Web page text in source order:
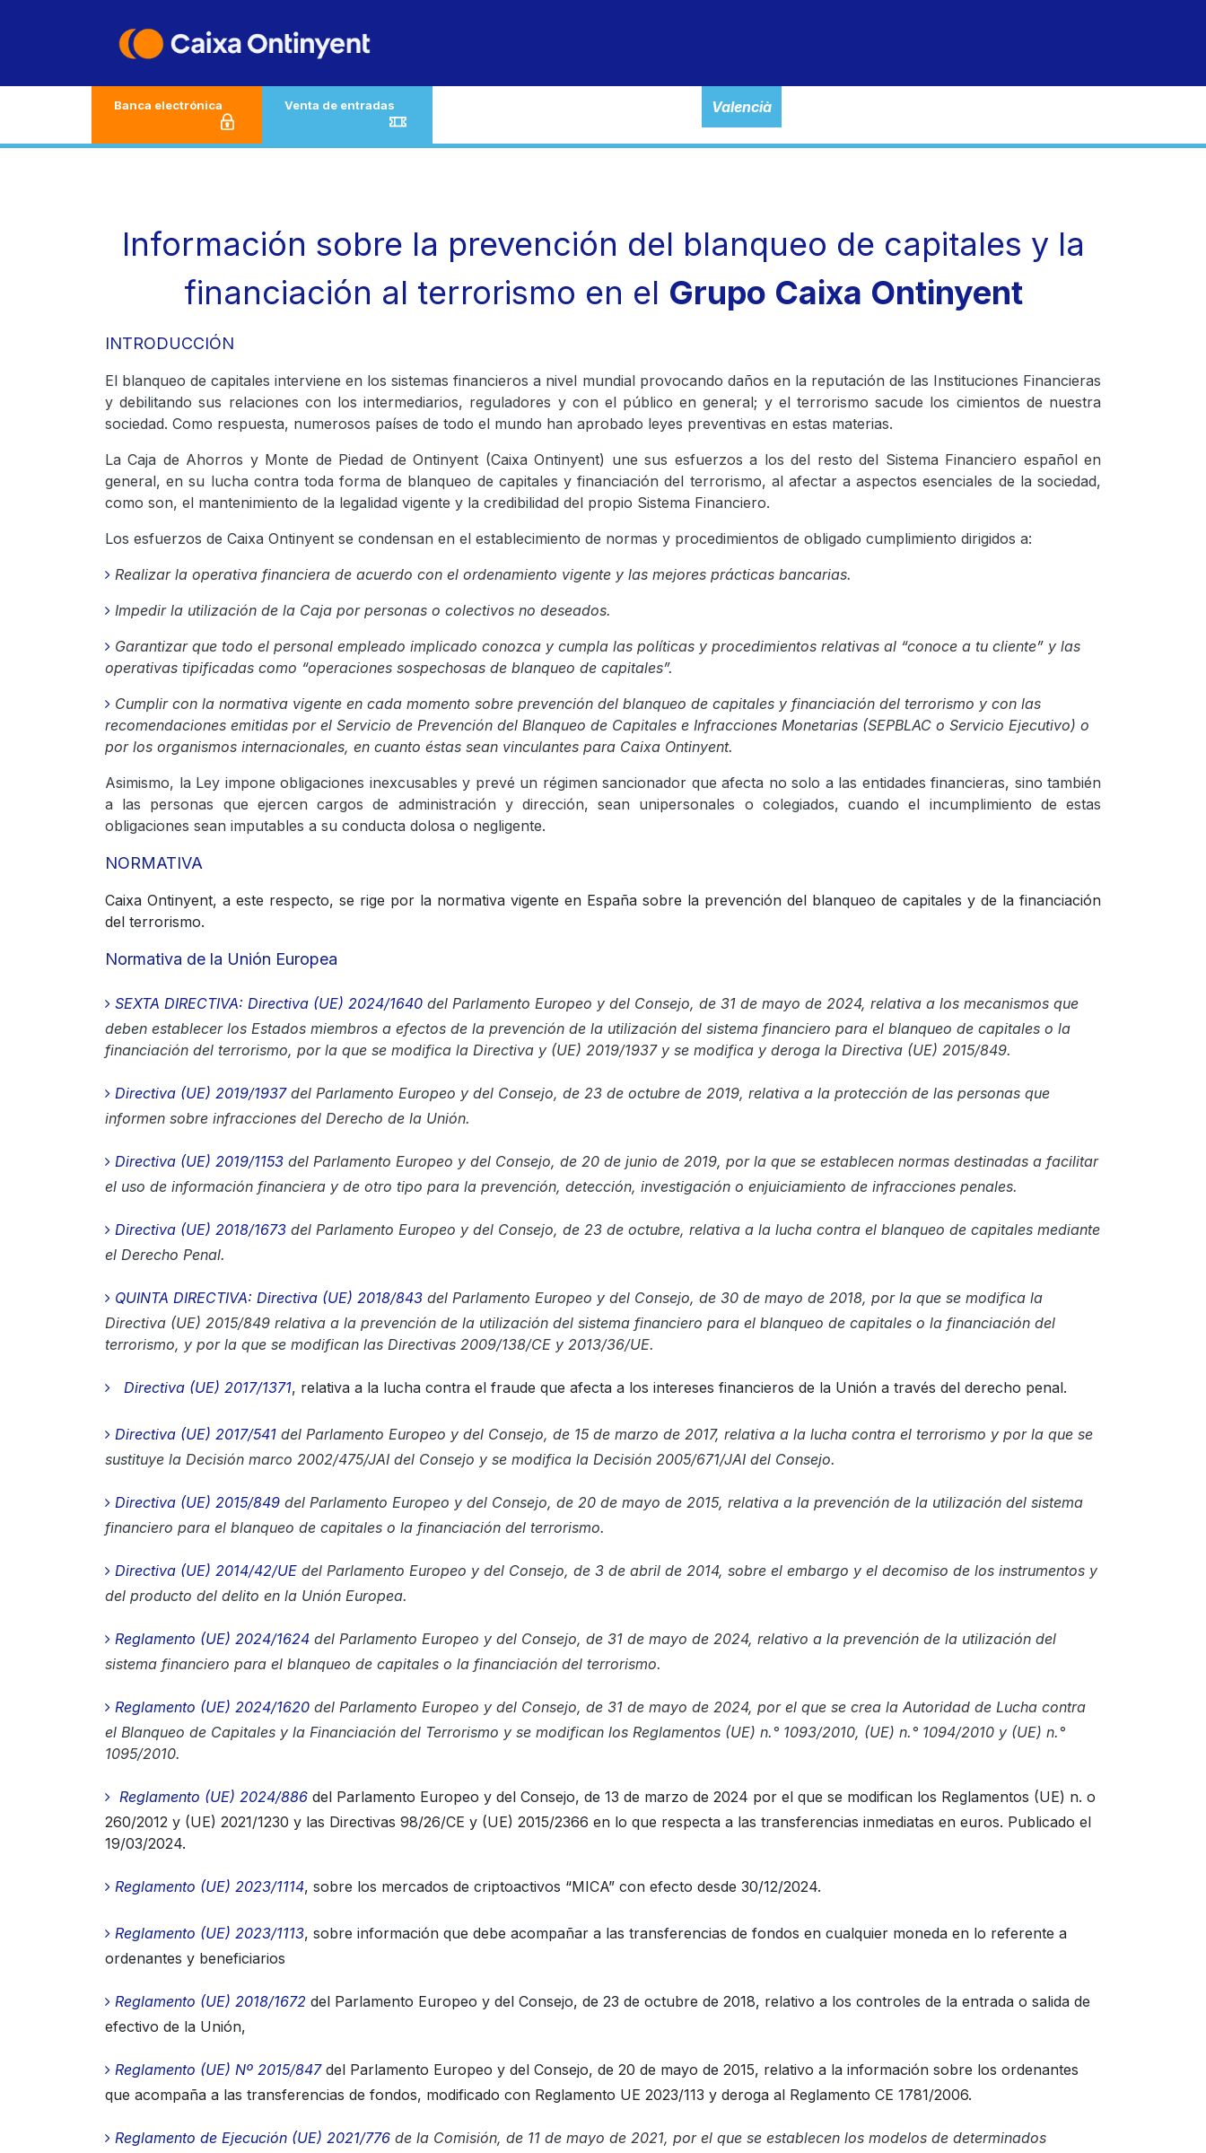
Banca electrónica Venta de entradas Valencià
Información sobre la prevención del blanqueo de capitales y la
financiación al terrorismo en el Grupo Caixa Ontinyent
INTRODUCCIÓN
El blanqueo de capitales interviene en los sistemas financieros a nivel mundial provocando daños en la reputación de las Instituciones Financieras
y debilitando sus relaciones con los intermediarios, reguladores y con el público en general; y el terrorismo sacude los cimientos de nuestra
sociedad. Como respuesta, numerosos países de todo el mundo han aprobado leyes preventivas en estas materias.
La Caja de Ahorros y Monte de Piedad de Ontinyent (Caixa Ontinyent) une sus esfuerzos a los del resto del Sistema Financiero español en
general, en su lucha contra toda forma de blanqueo de capitales y financiación del terrorismo, al afectar a aspectos esenciales de la sociedad,
como son, el mantenimiento de la legalidad vigente y la credibilidad del propio Sistema Financiero.
Los esfuerzos de Caixa Ontinyent se condensan en el establecimiento de normas y procedimientos de obligado cumplimiento dirigidos a:
Realizar la operativa financiera de acuerdo con el ordenamiento vigente y las mejores prácticas bancarias.
Impedir la utilización de la Caja por personas o colectivos no deseados.
Garantizar que todo el personal empleado implicado conozca y cumpla las políticas y procedimientos relativas al “conoce a tu cliente” y las
operativas tipificadas como “operaciones sospechosas de blanqueo de capitales”.
Cumplir con la normativa vigente en cada momento sobre prevención del blanqueo de capitales y financiación del terrorismo y con las
recomendaciones emitidas por el Servicio de ​Prevención del Blanqueo de Capitales e Infracciones Monetarias (SEPBLAC o Servicio Ejecutivo) o
por los organismos internacionales, en cuanto éstas sean vinculantes para Caixa Ontinyent.
Asimismo, la Ley impone obligaciones inexcusables y prevé un régimen sancionador que afecta no solo a las entidades financieras, sino también
a las personas que ejercen cargos de administración y dirección, sean unipersonales o colegiados, cuando el incumplimiento de estas
obligaciones sean imputables a su conducta dolosa o negligente.
NORMATIVA
Caixa Ontinyent, a este respecto, se rige por la normativa vigente en España sobre la prevención del blanqueo de capitales y de la financiación
del terrorismo.
Normativa de la Unión Europea
SEXTA DIRECTIVA: Directiva (UE) 2024/1640 del Parlamento Europeo y del Consejo, de 31 de mayo de 2024, relativa a los mecanismos que
deben establecer los Estados miembros a efectos de la prevención de la utilización del sistema financiero para el blanqueo de capitales o la
financiación del terrorismo, por la que se modifica la Directiva y (UE) 2019/1937 y se ​modifica y deroga la Directiva (UE) 2015/849.
Directiva (UE) 2019/1937 del Parlamento Europeo y del Consejo, de 23 de octubre de 2019, relativa a la protección de las personas que
informen sobre infracciones del Derecho de la Unión.
Directiva (UE) 2019/1153 del Parlamento Europeo y del Consejo, de 20 de junio de 2019, por la que se establecen normas destinadas a facilitar
el uso de información financiera y de otro tipo para la prevención, detección, investigación o enjuiciamiento de infracciones penales.
Directiva (UE) 2018/1673 del Parlamento Europeo y del Consejo, de 23 de octubre, relativa a la lucha contra el blanqueo de capitales mediante
el Derecho Penal.
QUINTA DIRECTIVA: Directiva (UE) 2018/843 del Parlamento Europeo y del Consejo, de 30 de mayo de 2018, por la que se modifica la
Directiva (UE) 2015/849 relativa a la prevención de la utilización del sistema financiero para el blanqueo de capitales o la financiación del
terrorismo, y por la que se modifican las Directivas 2009/138/CE y 2013/36/UE.
Directiva (UE) 2017/1371, relativa a la lucha contra el fraude que afecta a los intereses financieros de la Unión a través del derecho penal.
Directiva (UE) 2017/541 del Parlamento Europeo y del Consejo, de 15 de marzo de 2017, relativa a la lucha contra el terrorismo y por la que se
sustituye la Decisión marco 2002/475/JAI del Consejo y se modifica la Decisión 2005/671/JAI del Consejo.
Directiva (UE) 2015/849 del Parlamento Europeo y del Consejo, de 20 de mayo de 2015, relativa a la prevención de la utilización del sistema
financiero para el blanqueo de capitales o la financiación del terrorismo.
Directiva (UE) 2014/42/UE del Parlamento Europeo y del Consejo, de 3 de abril de 2014, sobre el embargo y el decomiso de los instrumentos y
del producto del delito en la Unión Europea.
Reglamento (UE) 2024/1624 del Parlamento Europeo y del Consejo, de 31 de mayo de 2024, relativo a la prevención de la utilización del
sistema financiero para el blanqueo de capitales o la financiación del terrorismo.
Reglamento (UE) 2024/1620 del Parlamento Europeo y del Consejo, de 31 de mayo de 2024, por el que se crea la Autoridad de Lucha contra
el Blanqueo de Capitales y la Financiación del ​Terrorismo y se modifican los Reglamentos (UE) n.° 1093/2010, (UE) n.° 1094/2010 y (UE) n.°
1095/2010.
Reglamento (UE) 2024/886 del Parlamento Europeo y del Consejo, de 13 de marzo de 2024 por el que se modifican los Reglamentos (UE) n. o
260/2012 y (UE) 2021/1230 y las Directivas 98/26/CE y (UE) 2015/2366 en lo que respecta a las transferencias inmediatas en euros. Publicado el
19/03/2024.
Reglamento (UE) 2023/1114, sobre los mercados de criptoactivos “MICA” con efecto desde 30/12/2024.
Reglamento (UE) 2023/1113, sobre información que debe acompañar a las transferencias de fondos en cualquier moneda en lo referente a
ordenantes y beneficiarios
Reglamento (UE) 2018/1672 del Parlamento Europeo y del Consejo, de 23 de octubre de 2018, relativo a los controles de la entrada o salida de
efectivo de la Unión,
Reglamento (UE) Nº 2015/847del Parlamento Europeo y del Consejo, de 20 de mayo de 2015, relativo a la información sobre los ordenantes
que acompaña a las transferencias de fondos, modificado con Reglamento UE 2023/113 y deroga al Reglamento CE 1781/2006.
Reglamento de Ejecución (UE) 2021/776 de la Comisión, de 11 de mayo de 2021, por el que se establecen los modelos de determinados